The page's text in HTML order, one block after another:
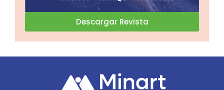
Descargar Revista